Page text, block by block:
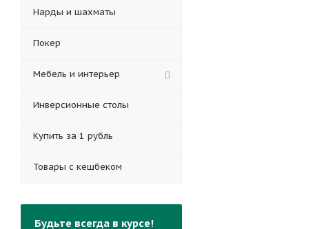
Нарды и шахматы
Покер
Мебель и интерьер
Инверсионные столы
Купить за 1 рубль
Товары с кешбеком
Будьте всегда в курсе!